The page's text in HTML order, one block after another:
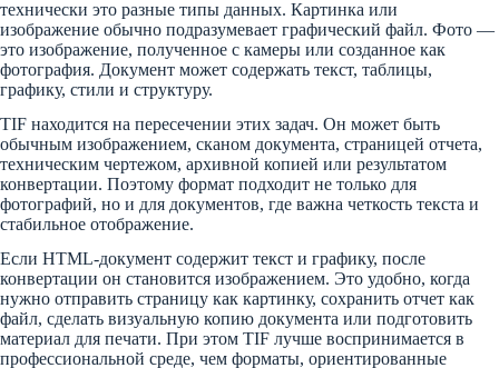
технически это разные типы данных. Картинка или
изображение обычно подразумевает графический файл. Фото —
это изображение, полученное с камеры или созданное как
фотография. Документ может содержать текст, таблицы,
графику, стили и структуру.
TIF находится на пересечении этих задач. Он может быть
обычным изображением, сканом документа, страницей отчета,
техническим чертежом, архивной копией или результатом
конвертации. Поэтому формат подходит не только для
фотографий, но и для документов, где важна четкость текста и
стабильное отображение.
Если HTML-документ содержит текст и графику, после
конвертации он становится изображением. Это удобно, когда
нужно отправить страницу как картинку, сохранить отчет как
файл, сделать визуальную копию документа или подготовить
материал для печати. При этом TIF лучше воспринимается в
профессиональной среде, чем форматы, ориентированные